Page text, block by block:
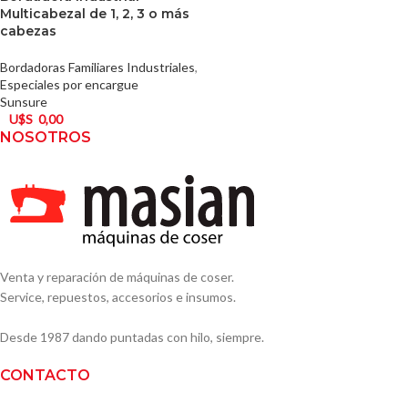
Multicabezal de 1, 2, 3 o más
cabezas
Bordadoras Familiares Industriales,
Especiales por encargue
Sunsure
U$S 0,00
NOSOTROS
Venta y reparación de máquinas de coser.
Service, repuestos, accesorios e insumos.
Desde 1987 dando puntadas con hilo, siempre.
CONTACTO